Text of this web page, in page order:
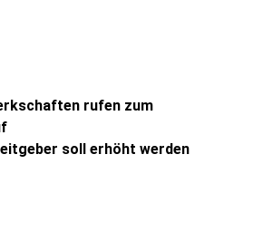
rufen zum
soll erhöht werden